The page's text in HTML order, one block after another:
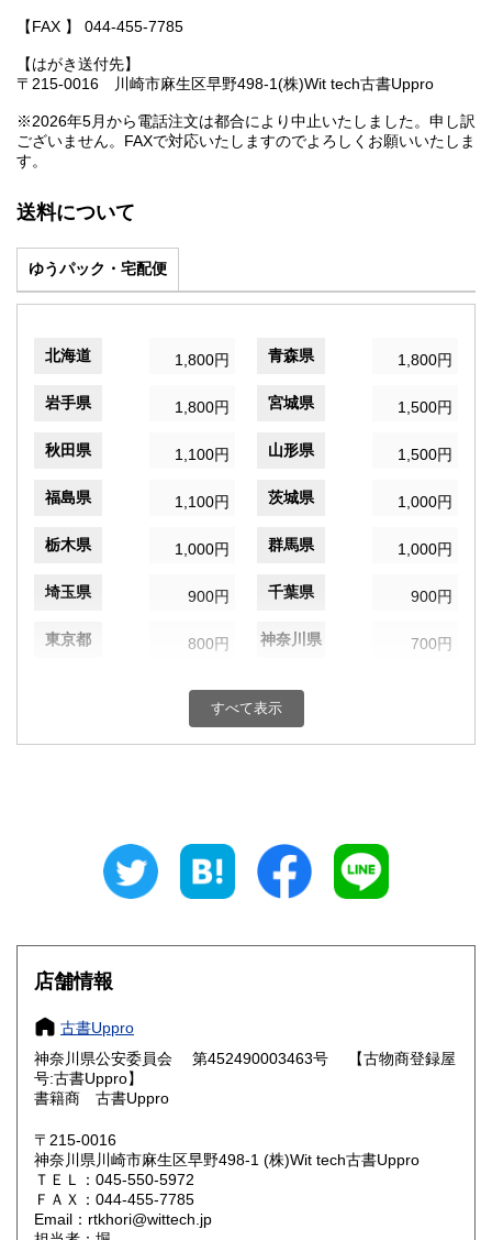
【FAX 】 044-455-7785
【はがき送付先】
〒215-0016 川崎市麻生区早野498-1(株)Wit tech古書Uppro
※2026年5月から電話注文は都合により中止いたしました。申し訳
ございません。FAXで対応いたしますのでよろしくお願いいたしま
す。
送料について
ゆうパック・宅配便
北海道 1,800円 青森県 1,800円
岩手県 1,800円 宮城県 1,500円
秋田県 1,100円 山形県 1,500円
福島県 1,100円 茨城県 1,000円
栃木県 1,000円 群馬県 1,000円
埼玉県 900円 千葉県 900円
東京都 800円 神奈川県 700円
1,100円 富山県
1,100円 三重県
大阪府
奈良県
鳥取県 1,800円 島根県 1,800円
山口県 1,800円 徳島県 1,800円
香川県 1,800円
すべて表示
店舗情報
古書Uppro
神奈川県公安委員会 第452490003463号 【古物商登録屋
号:古書Uppro】
書籍商 古書Uppro
〒215-0016
神奈川県川崎市麻生区早野498-1 (株)Wit tech古書Uppro
ＴＥＬ：045-550-5972
ＦＡＸ：044-455-7785
Email：rtkhori@wittech.jp